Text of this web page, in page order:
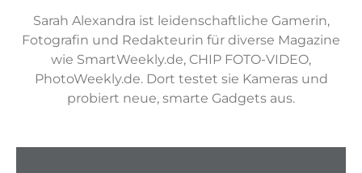
Sarah Alexandra ist leidenschaftliche Gamerin,
Fotografin und Redakteurin für diverse Magazine
wie SmartWeekly.de, CHIP FOTO-VIDEO,
PhotoWeekly.de. Dort testet sie Kameras und
probiert neue, smarte Gadgets aus.